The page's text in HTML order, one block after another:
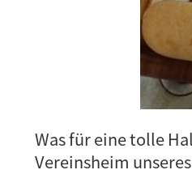
Was für eine tolle
Vereinsheim